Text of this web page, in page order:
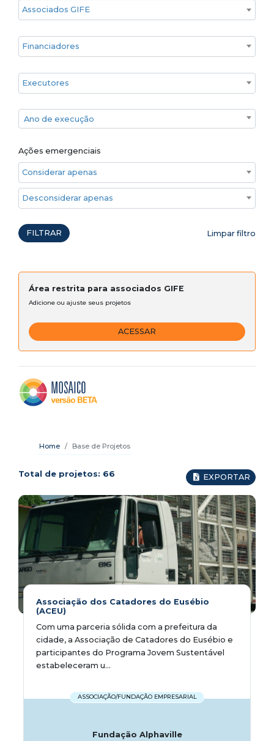
Associados GIFE
Financiadores
Executores
Ano de execução
Ano de execução
Ações emergenciais
Considerar apenas ações emergenciais
Desconsiderar apenas ações emergenciais
FILTRAR Limpar filtro
Área restrita para associados GIFE
Adicione ou ajuste seus projetos
ACESSAR
Home Base de Projetos
Total de projetos: 66 EXPORTAR
Associação dos Catadores do Eusébio
(ACEU)
Com uma parceria sólida com a prefeitura da
cidade, a Associação de Catadores do Eusébio e
participantes do Programa Jovem Sustentável
estabeleceram u...
ASSOCIAÇÃO/FUNDAÇÃO EMPRESARIAL
Fundação Alphaville